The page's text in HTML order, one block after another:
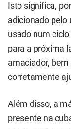
Isto significa,
adicionado pelo
usado num
para a próxima
amaciador,
corretamente
Além disso, a
presente na